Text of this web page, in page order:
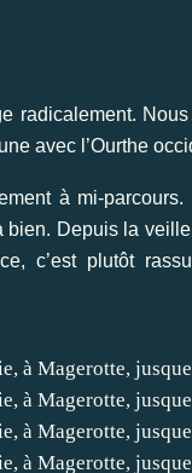
radicalement.
avec l’Ourthe
à mi-
Depuis la
c’est plutôt